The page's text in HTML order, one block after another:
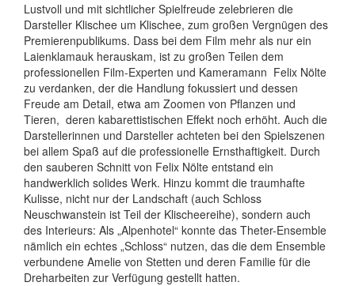
Lustvoll und mit sichtlicher Spielfreude zelebrieren die
Darsteller Klischee um Klischee, zum großen Vergnügen des
Premierenpublikums. Dass bei dem Film mehr als nur ein
Laienklamauk herauskam, ist zu großen Teilen dem
professionellen Film-Experten und Kameramann Felix Nölte
zu verdanken, der die Handlung fokussiert und dessen
Freude am Detail, etwa am Zoomen von Pflanzen und
Tieren, deren kabarettistischen Effekt noch erhöht. Auch die
Darstellerinnen und Darsteller achteten bei den Spielszenen
bei allem Spaß auf die professionelle Ernsthaftigkeit. Durch
den sauberen Schnitt von Felix Nölte entstand ein
handwerklich solides Werk. Hinzu kommt die traumhafte
Kulisse, nicht nur der Landschaft (auch Schloss
Neuschwanstein ist Teil der Klischeereihe), sondern auch
des Interieurs: Als „Alpenhotel“ konnte das Theter-Ensemble
nämlich ein echtes „Schloss“ nutzen, das die dem Ensemble
verbundene Amelie von Stetten und deren Familie für die
Dreharbeiten zur Verfügung gestellt hatten.